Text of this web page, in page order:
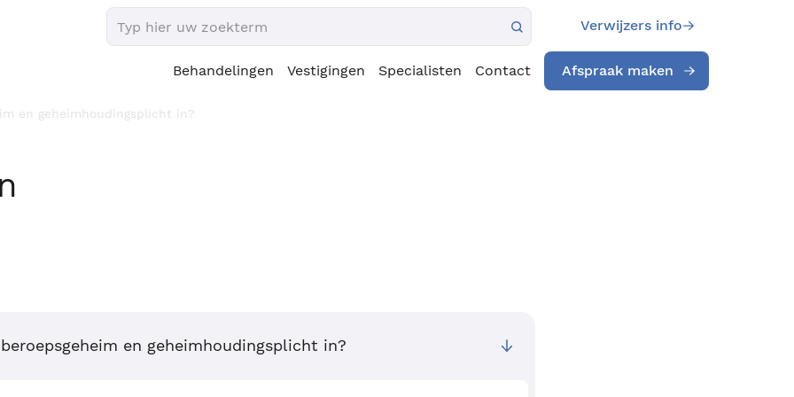
Verwijzers info
Behandelingen Vestigingen Specialisten Contact Afspraak maken
en geheimhoudingsplicht in?
en geheimhoudingsplicht in?